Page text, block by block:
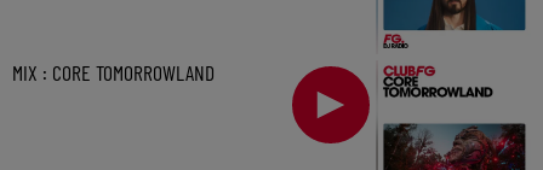
MIX : CORE TOMORROWLAND